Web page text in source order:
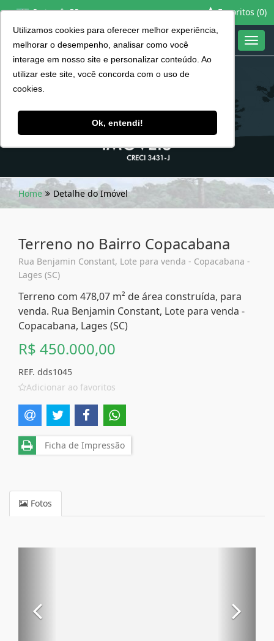
Utilizamos cookies para oferecer melhor experiência,
melhorar o desempenho, analisar como você
interage em nosso site e personalizar conteúdo. Ao
utilizar este site, você concorda com o uso de
cookies.
Ok, entendi!
Português BR Favoritos (0)
Home Detalhe do Imóvel
Terreno no Bairro Copacabana
Rua Benjamin Constant, Lote para venda - Copacabana -
Lages (SC)
Terreno com 478,07 m² de área construída, para
venda. Rua Benjamin Constant, Lote para venda -
Copacabana, Lages (SC)
R$ 450.000,00
REF. dds1045
Adicionar ao favoritos
Ficha de Impressão
Fotos